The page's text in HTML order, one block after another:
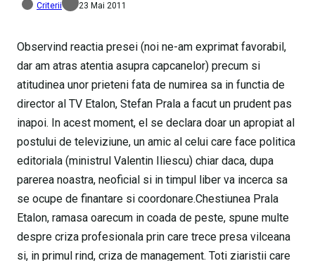
Criterii 23 Mai 2011
Observind reactia presei (noi ne-am exprimat favorabil,
dar am atras atentia asupra capcanelor) precum si
atitudinea unor prieteni fata de numirea sa in functia de
director al TV Etalon, Stefan Prala a facut un prudent pas
inapoi. In acest moment, el se declara doar un apropiat al
postului de televiziune, un amic al celui care face politica
editoriala (ministrul Valentin Iliescu) chiar daca, dupa
parerea noastra, neoficial si in timpul liber va incerca sa
se ocupe de finantare si coordonare.Chestiunea Prala
Etalon, ramasa oarecum in coada de peste, spune multe
despre criza profesionala prin care trece presa vilceana
si, in primul rind, criza de management. Toti ziaristii care